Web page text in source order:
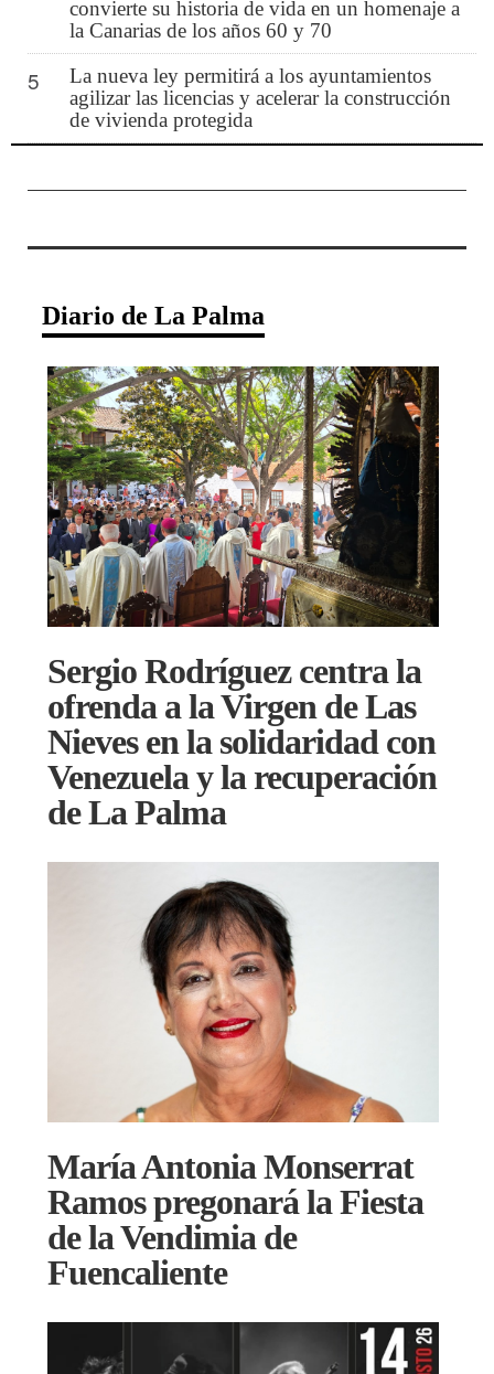
convierte su historia de vida en un homenaje a
la Canarias de los años 60 y 70
5
La nueva ley permitirá a los ayuntamientos
agilizar las licencias y acelerar la construcción
de vivienda protegida
Diario de La Palma
Sergio Rodríguez centra la
ofrenda a la Virgen de Las
Nieves en la solidaridad con
Venezuela y la recuperación
de La Palma
María Antonia Monserrat
Ramos pregonará la Fiesta
de la Vendimia de
Fuencaliente